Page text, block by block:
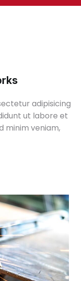
adipisicing
ut labore et
minim veniam,